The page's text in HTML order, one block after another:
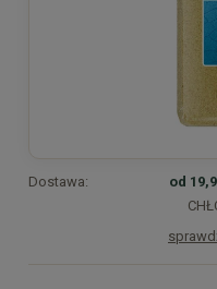
Dostawa: od
Cena nie zawiera